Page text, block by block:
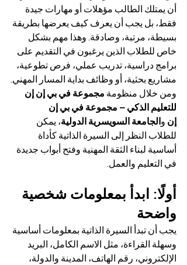
أن يمتلك الطالب مؤهلات أو مهارات جيدة
فقط، بل يجب أن يعرف كيف يعرضها بطريقة
بسيطة، مرتبة، وصادقة. وهذا مهم بشكل
خاص للطلاب الذين يرغبون في التقديم على
برامج دراسية، تدريب عملي، فرص تطوعية،
مشاريع بحثية، أو وظائف بداية المسار المهني.
ومن خلال منظومة مجموعة في بي إن إن
للتعليم الذكي – مجموعة في بي إن
إن و الجامعة السويسرية الدولية، يمكن
للطلاب النظر إلى السيرة الذاتية كأداة
أساسية لبناء الثقة المهنية وفتح أبواب جديدة
في التعليم والعمل.
أولًا: ابدأ بمعلومات شخصية
واضحة
يجب أن تبدأ السيرة الذاتية بمعلومات أساسية
وسهلة القراءة، مثل الاسم الكامل، البريد
الإلكتروني، رقم الهاتف، المدينة والدولة،